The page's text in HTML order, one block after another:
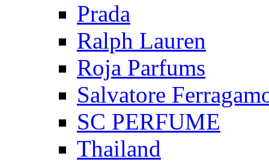
Prada
Ralph Lauren
Roja Parfums
Salvatore
SC PERFUME
Thailand